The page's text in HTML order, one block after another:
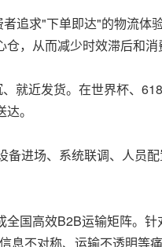
追求"下单即达"的物流体
，从而减少时效滞后和消
就近发货。在世界杯、
。
进场、系统联调、人员
国高效B2B运输矩阵。
息不对称、运输不透明等